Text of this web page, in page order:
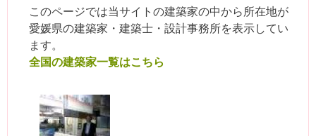
このページでは当サイトの建築家の中から所在地が
愛媛県の建築家・建築士・設計事務所を表示してい
ます。
全国の建築家一覧はこちら